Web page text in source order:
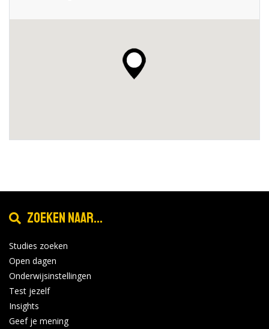
Zoeken naar...
Studies zoeken
Open dagen
Onderwijsinstellingen
Test jezelf
Insights
Geef je mening